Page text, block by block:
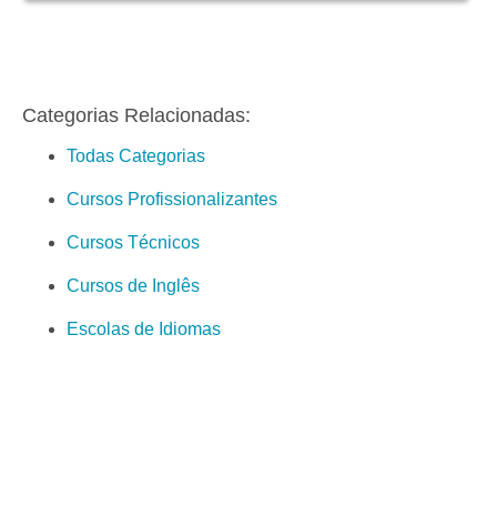
Categorias Relacionadas:
Todas Categorias
Cursos Profissionalizantes
Cursos Técnicos
Cursos de Inglês
Escolas de Idiomas